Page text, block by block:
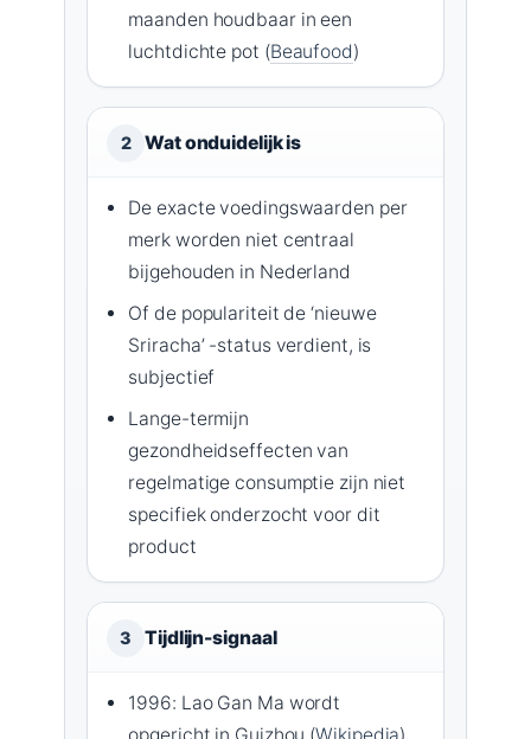
maanden houdbaar in een
luchtdichte pot (Beaufood)
2 Wat onduidelijk is
De exacte voedingswaarden per
merk worden niet centraal
bijgehouden in Nederland
Of de populariteit de ‘nieuwe
Sriracha’ -status verdient, is
subjectief
Lange-termijn
gezondheidseffecten van
regelmatige consumptie zijn niet
specifiek onderzocht voor dit
product
3 Tijdlijn-signaal
1996: Lao Gan Ma wordt